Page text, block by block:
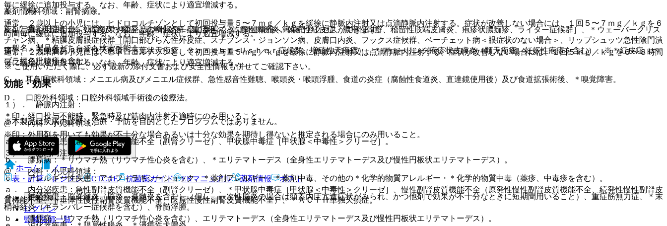
A． 外科領域：副腎摘除。
B． 皮膚科領域：※＊乾癬及び類症［尋常性乾癬＜重症例＞、乾癬性関節炎、乾癬性紅皮症、膿疱性乾癬、稽留性肢端皮膚炎、疱疹状膿痂疹、ライター症候群］、＊ウェーバークリス
チャン病、＊粘膜皮膚眼症候群［開口部びらん性外皮症、スチブンス・ジョンソン病、皮膚口内炎、フックス症候群、ベーチェット病＜眼症状のない場合＞、リップシュッツ急性陰門潰
瘍］、＊天疱瘡群（尋常性天疱瘡、落葉状天疱瘡、Ｓｅｎｅａｒ−Ｕｓｈｅｒ症候群、増殖性天疱瘡）、＊デューリング疱疹状皮膚炎（類天疱瘡、妊娠性疱疹を含む）、※＊紅皮症（ヘ
ブラ紅色粃糠疹を含む）。
C． 耳鼻咽喉科領域：メニエル病及びメニエル症候群、急性感音性難聴、喉頭炎・喉頭浮腫、食道の炎症（腐蝕性食道炎、直達鏡使用後）及び食道拡張術後、＊嗅覚障害。
D． 口腔外科領域：口腔外科領域手術後の後療法。
＊印：経口投与不能時、緊急時及び筋肉内注射不適時にのみ用いること。
※印：外用剤を用いても効果が不十分な場合あるいは十分な効果を期待し得ないと推定される場合にのみ用いること。
３）． 筋肉内注射：
@． 内科・小児科領域：
ａ． 内分泌疾患：急性副腎皮質機能不全（副腎クリーゼ）、＊甲状腺中毒症［甲状腺＜中毒性＞クリーゼ］、慢性副腎皮質機能不全（原発性慢性副腎皮質機能不全、続発性慢性副腎皮
質機能不全、下垂体性慢性副腎皮質機能不全、医原性慢性副腎皮質機能不全）、＊ＡＣＴＨ単独欠損症。
ｂ． 膠原病：リウマチ熱（リウマチ性心炎を含む）、エリテマトーデス（全身性エリテマトーデス及び慢性円板状エリテマトーデス）。
毎に緩徐に追加投与する。なお、年齢、症状により適宜増減する。
通常、２歳以上の小児には、ヒドロコルチゾンとして初回投与量５〜７ｍｇ／ｋｇを緩徐に静脈内注射又は点滴静脈内注射する。症状が改善しない場合には、１回５〜７ｍｇ／ｋｇを６
時間毎に緩徐に追加投与する。なお、年齢、症状により適宜増減する。
通常、２歳未満の小児には、ヒドロコルチゾンとして初回投与量５ｍｇ／ｋｇを緩徐に静脈内注射又は点滴静脈内注射する。症状が改善しない場合には、１回５ｍｇ／ｋｇを６〜８時間
毎に緩徐に追加投与する。なお、年齢、症状により適宜増減する。
効能・効果
１）． 静脈内注射：
@． 内科・小児科領域：
ａ． 内分泌疾患：急性副腎皮質機能不全（副腎クリーゼ）、甲状腺中毒症［甲状腺＜中毒性＞クリーゼ］。
ｂ． 膠原病：＊リウマチ熱（リウマチ性心炎を含む）、＊エリテマトーデス（全身性エリテマトーデス及び慢性円板状エリテマトーデス）。
ｃ． アレルギー性疾患：アナフィラキシーショック、＊薬剤アレルギー・＊薬剤中毒、その他の＊化学的物質アレルギー・＊化学的物質中毒（薬疹、中毒疹を含む）。
ｄ． 神経疾患：脳脊髄炎（脳炎、脊髄炎を含む）（但し、一次性脳炎の場合は頭蓋内圧亢進症状がみられ、かつ他剤で効果が不十分なときに短期間用いること）、重症筋無力症、＊末
梢神経炎（ギランバレー症候群を含む）、脊髄浮腫。
薬剤情報
薬剤写真、用法用量、効能効果や後発品の情報が一度に参照でき、関連情報へ簡単にアクセスができます。
一般名、製品名どちらでも検索可能！
※ ご使用いただく際に、必ず最新の添付文書および安全性情報も併せてご確認下さい。
※本製品は疾病の診断・治療・予防を目的としたプログラムではありません。
ホーム
ノート
表・計算
レジメン CTCAE 抗菌薬ガイド ERマニュアル 薬剤情報 ポスト
新規登録
ログイン
監修医師一覧